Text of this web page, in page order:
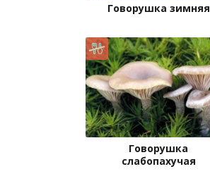
Говорушка зимняя
Говорушка
слабопахучая